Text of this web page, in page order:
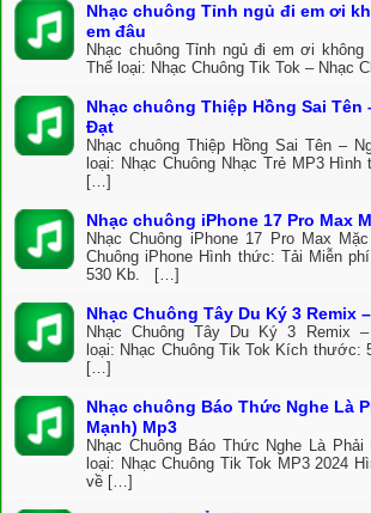
Nhạc chuông Tỉnh ngủ đi em ơi
em đâu
Nhạc chuông Tỉnh ngủ đi em ơi
Thể loại: Nhạc Chuông Tik Tok – Nhạc
Nhạc chuông Thiệp Hồng Sai Tên
Đạt
Nhạc chuông Thiệp Hồng Sai Tên –
loại: Nhạc Chuông Nhạc Trẻ MP3
[…]
Nhạc chuông iPhone 17 Pro Max
Nhạc Chuông iPhone 17 Pro Max
Chuông iPhone Hình thức: Tải Miễn
530 Kb. […]
Nhạc Chuông Tây Du Ký 3 Remix
Nhạc Chuông Tây Du Ký 3 Remix
loại: Nhạc Chuông Tik Tok Kích thước:
[…]
Nhạc chuông Báo Thức Nghe Là
Mạnh) Mp3
Nhạc Chuông Báo Thức Nghe Là
loại: Nhạc Chuông Tik Tok MP3 2024
về […]